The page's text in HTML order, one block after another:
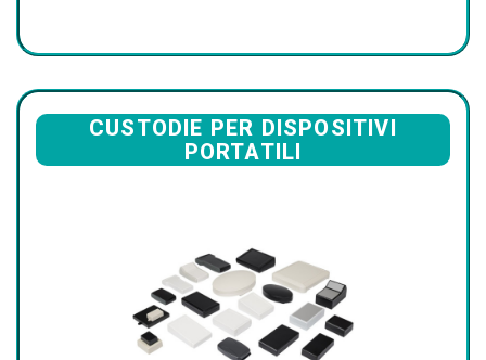
CUSTODIE PER DISPOSITIVI
PORTATILI